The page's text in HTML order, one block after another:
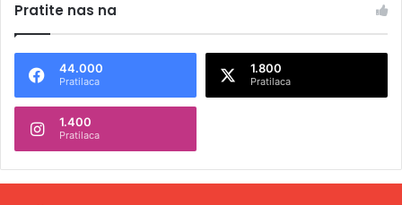
t
n
t
Pratite nas na
44.000
Pratilaca
1.800
Pratilaca
1.400
Pratilaca